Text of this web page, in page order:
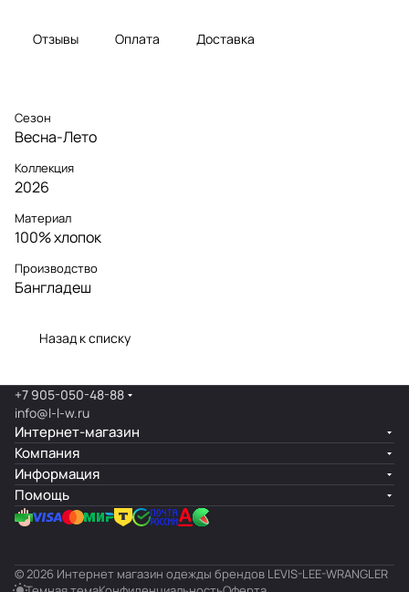
Отзывы Оплата Доставка
Сезон
Весна-Лето
Коллекция
2026
Материал
100% хлопок
Производство
Бангладеш
Назад к списку
+7 905-050-48-88
info@l-l-w.ru
Интернет-магазин
Компания
Информация
Помощь
© 2026 Интернет магазин одежды брендов LEVIS-LEE-WRANGLER